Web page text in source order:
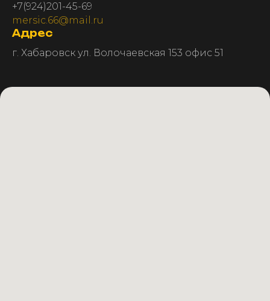
+7(924)201-45-69
mersic.66@mail.ru
Адрес
г. Хабаровск ул. Волочаевская 153 офис 51